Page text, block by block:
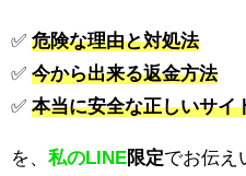
✅ 危険な理由と対処法
✅ 今から出来る返金方法
✅ 本当に安全な正しいサイ
を、 私のLINE限定でお伝え